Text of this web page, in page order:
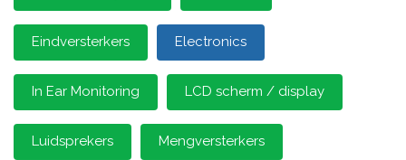
Eindversterkers Electronics
In Ear Monitoring LCD scherm / display
Luidsprekers Mengversterkers